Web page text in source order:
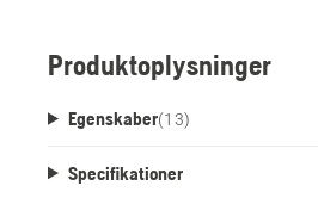
Produktoplysninger
Egenskaber(13)
Specifikationer